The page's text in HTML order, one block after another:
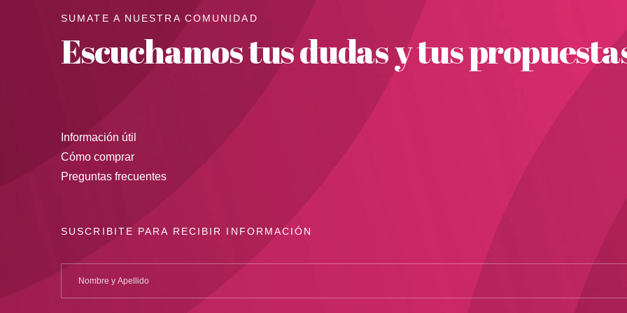
SUMATE A NUESTRA COMUNIDAD
Escuchamos tus dudas y tus
Información útil
Cómo comprar
Preguntas frecuentes
SUSCRIBITE PARA RECIBIR INFORMACIÓN